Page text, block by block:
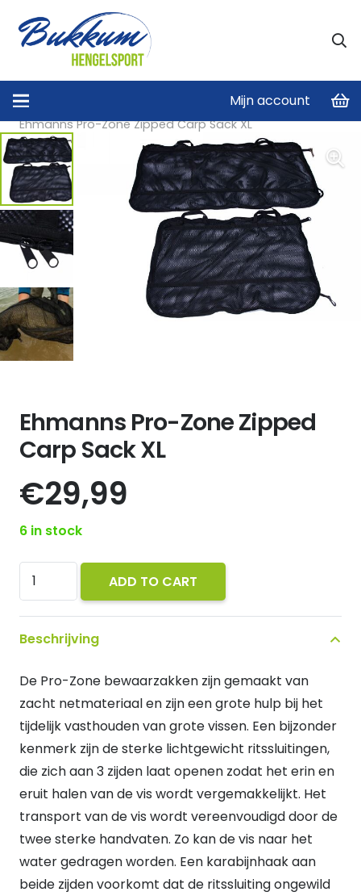
Mijn account
Home Bewaarzakken
Ehmanns Pro-Zone Zipped Carp Sack XL
Ehmanns Pro-Zone Zipped
Carp Sack XL
€29,99
6 in stock
Ehmanns
Pro-
Zone
Zipped
Sack
XL
quantity
ADD TO CART
Beschrijving
De Pro-Zone bewaarzakken zijn gemaakt van
zacht netmateriaal en zijn een grote hulp bij het
tijdelijk vasthouden van grote vissen. Een bijzonder
kenmerk zijn de sterke lichtgewicht ritssluitingen,
die zich aan 3 zijden laat openen zodat het erin en
eruit halen van de vis wordt vergemakkelijkt. Het
transport van de vis wordt vereenvoudigd door de
twee sterke handvaten. Zo kan de vis naar het
water gedragen worden. Een karabijnhaak aan
beide zijden voorkomt dat de ritssluiting ongewild